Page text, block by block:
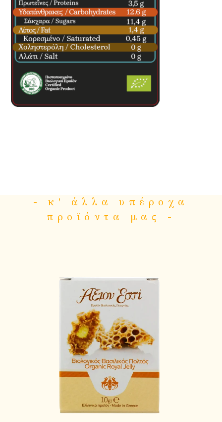
- κ' άλλα υπέροχα
προϊόντα μας -